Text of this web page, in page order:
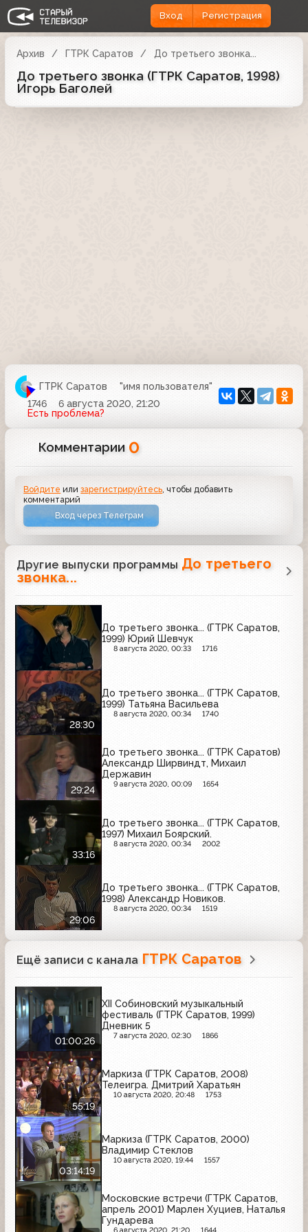
Вход Регистрация
Архив ГТРК Саратов До третьего звонка...
До третьего звонка (ГТРК Саратов, 1998)
Игорь Баголей
ГТРК Саратов
"имя пользователя"
1746
6 августа 2020, 21:20
Есть проблема?
Комментарии 0
Войдите илизарегистрируйтесь , чтобы добавить
комментарий
Вход через Телеграм
Другие выпуски программы До третьего
звонка...
До третьего звонка... (ГТРК Саратов,
1999) Юрий Шевчук
8 августа 2020, 00:33 1716
28:30
До третьего звонка... (ГТРК Саратов,
1999) Татьяна Васильева
8 августа 2020, 00:34 1740
29:24
До третьего звонка... (ГТРК Саратов)
Александр Ширвиндт, Михаил
Державин
9 августа 2020, 00:09 1654
33:16
До третьего звонка... (ГТРК Саратов,
1997) Михаил Боярский.
8 августа 2020, 00:34 2002
29:06
До третьего звонка... (ГТРК Саратов,
1998) Александр Новиков.
8 августа 2020, 00:34 1519
Ещё записи с канала ГТРК Саратов
01:00:26
XII Собиновский музыкальный
фестиваль (ГТРК Саратов, 1999)
Дневник 5
7 августа 2020, 02:30 1866
55:19
Маркиза (ГТРК Саратов, 2008)
Телеигра. Дмитрий Харатьян
10 августа 2020, 20:48 1753
03:14:19
Маркиза (ГТРК Саратов, 2000)
Владимир Стеклов
10 августа 2020, 19:44 1557
Московские встречи (ГТРК Саратов,
апрель 2001) Марлен Хуциев, Наталья
Гундарева